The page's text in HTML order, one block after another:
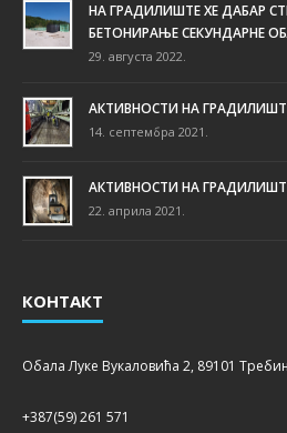
НА ГРАДИЛИШТЕ ХЕ ДАБАР
БЕТОНИРАЊЕ СЕКУНДАРНЕ
29. августа 2022.
АКТИВНОСТИ НА
14. септембра 2021.
АКТИВНОСТИ НА
22. априла 2021.
КОНТАКТ
Обала Луке Вукаловића 2, 89101
+387(59) 261 571